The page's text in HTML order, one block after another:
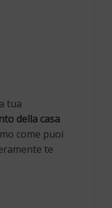
tua
della casa
come puoi
te